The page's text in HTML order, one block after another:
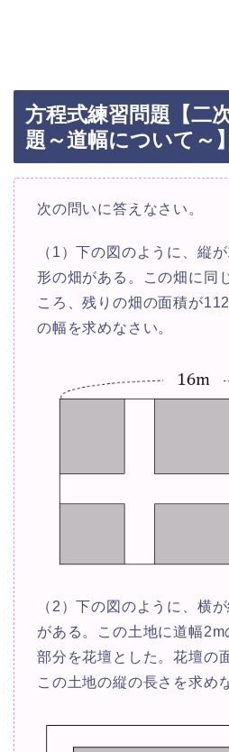
方程式練習問題【二
題～道幅について～】
次の問いに答えなさい。
（1）下の図のように、縦
形の畑がある。この畑に同
ころ、残りの畑の面積が
の幅を求めなさい。
（2）下の図のように、横
がある。この土地に道幅
部分を花壇とした。花壇の
この土地の縦の長さを求め